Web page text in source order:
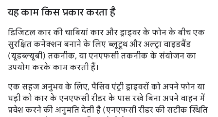
यह काम किस प्रकार करता है
डिजिटल कार की चाबियां कार और ड्राइवर के फोन के बीच एक
सुरक्षित कनेक्शन बनाने के लिए ब्लूटूथ और अल्ट्रा वाइडबैंड
(यूडब्ल्यूबी) तकनीक, या एनएफसी तकनीक के संयोजन का
उपयोग करके काम करती हैं।
एक सहज अनुभव के लिए, पैसिव एंट्री ड्राइवरों को अपने फोन या
घड़ी को कार के एनएफसी रीडर के पास रखे बिना अपने वाहन में
प्रवेश करने की अनुमति देती है (एनएफसी रीडर की सटीक स्थिति